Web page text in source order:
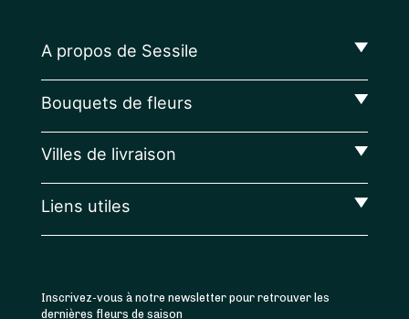
A propos de Sessile
Bouquets de fleurs
Villes de livraison
Liens utiles
Inscrivez-vous à notre newsletter pour retrouver les
dernières fleurs de saison